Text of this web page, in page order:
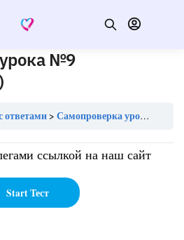
№9
ответами Самопроверка урока №9 (радиотерапия)
ссылкой на наш сайт